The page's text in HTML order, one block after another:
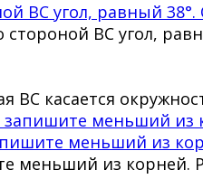
BC угол, равный 38°.
стороной BC угол,
касается
меньший из
меньший из